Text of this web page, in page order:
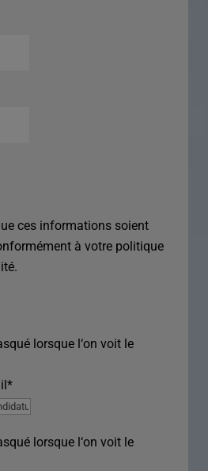
ces informations soient
à votre politique
lorsque l‘on voit le
*
lorsque l‘on voit le